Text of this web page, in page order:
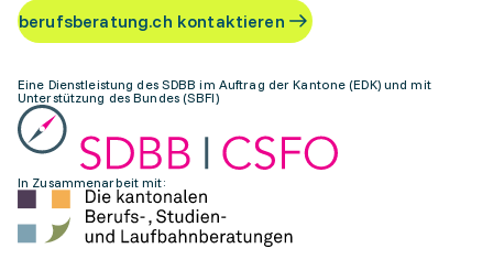
berufsberatung.ch kontaktieren
Eine Dienstleistung des SDBB im Auftrag der Kantone (EDK) und mit
Unterstützung des Bundes (SBFI)
In Zusammenarbeit mit: